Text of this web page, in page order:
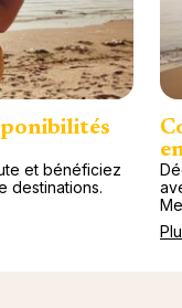
et bénéficiez
destinations.